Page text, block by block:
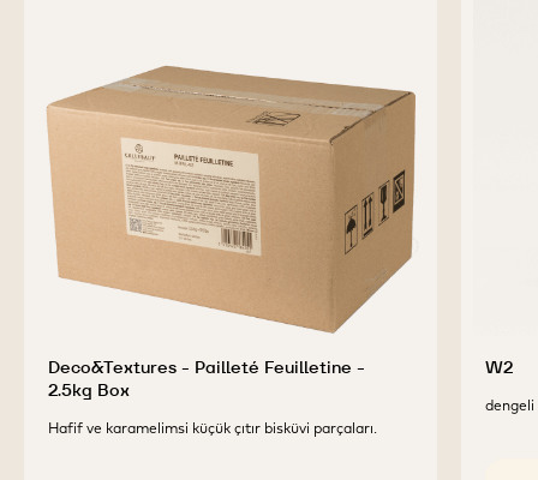
Deco&Textures - Pailleté Feuilletine -
2.5kg Box
Hafif ve karamelimsi küçük çıtır bisküvi parçaları.
W2
dengeli